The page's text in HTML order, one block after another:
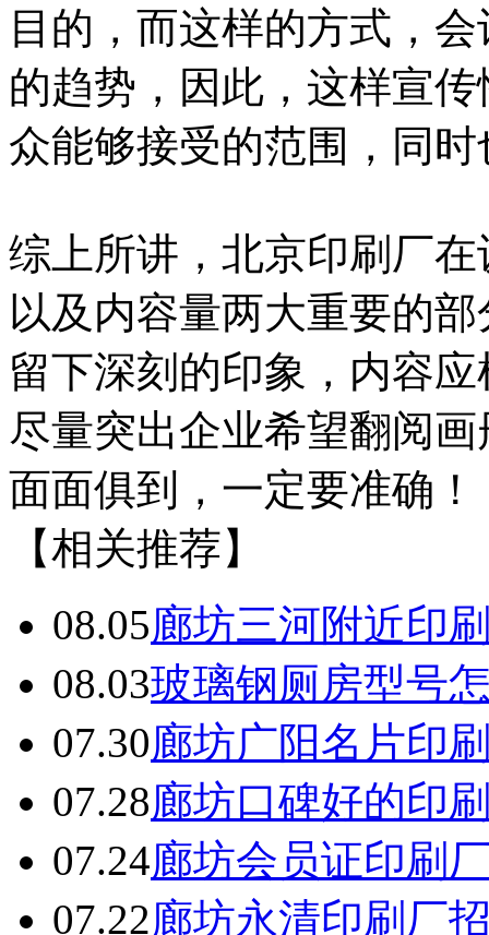
目的，而这样的方式，
的趋势，因此，这样宣
众能够接受的范围，同
综上所讲，北京印刷厂
以及内容量两大重要的
留下深刻的印象，内容
尽量突出企业希望翻阅
面面俱到，一定要准确！
【相关推荐】
08.05廊坊三河附近印
08.03玻璃钢厕房型号
07.30廊坊广阳名片印
07.28廊坊口碑好的印
07.24廊坊会员证印刷
07.22廊坊永清印刷厂